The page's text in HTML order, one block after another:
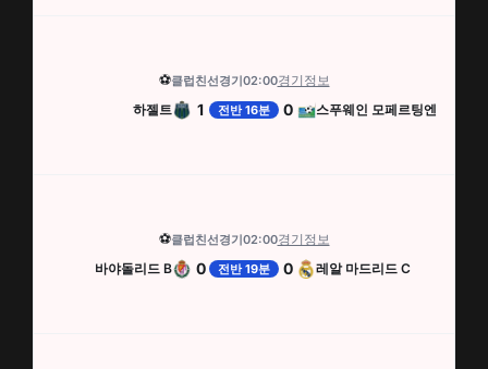
⚽클럽친선경기02:00경기정보
하젤트
1 전반 16분 0 스푸웨인 모페르팅엔
⚽클럽친선경기02:00경기정보
바야돌리드 B
0 전반 19분 0 레알 마드리드 C